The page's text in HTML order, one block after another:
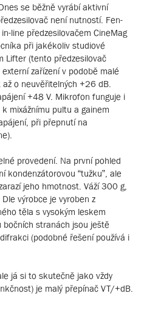
se běžně vyrábí aktivní
není nutností. Fen-
line předzesilovačem CineMag
při jakékoliv studiové
Lifter (tento předzesilovač
zařízení v podobě malé
o neuvěřitelných +26 dB.
+48 V. Mikrofon funguje i
mixážnímu pultu a gainem
při přepnutí na
provedení. Na první pohled
kondenzátorovou “tužku”, ale
jeho hmotnost. Váží 300 g,
výrobce je vyroben z
těla s vysokým leskem
bočních stranách jsou ještě
(podobné řešení používá i
já si to skutečně jako vždy
je malý přepínač VT/+dB.